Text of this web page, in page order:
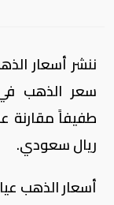
سعر الذهب في
ريال سعودي.
أسعار الذهب عيار 24 180.32